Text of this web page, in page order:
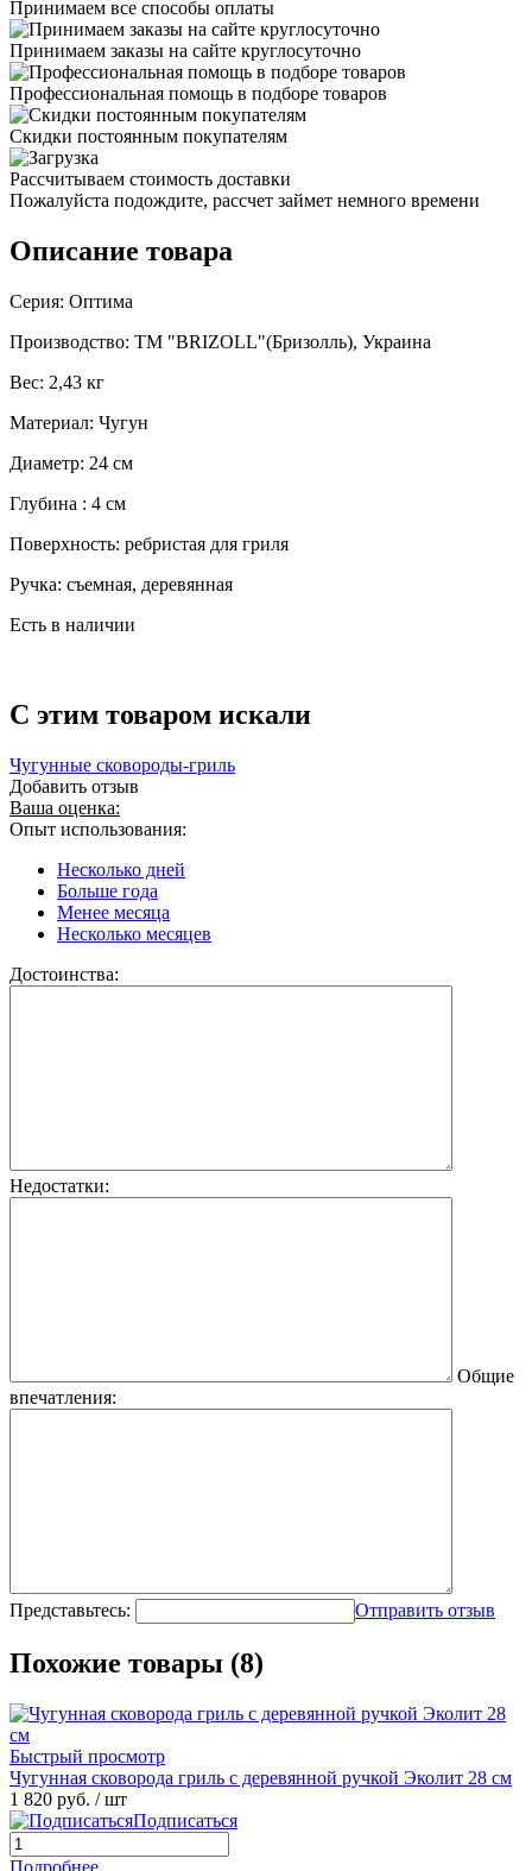
Принимаем все способы оплаты
Принимаем заказы на сайте круглосуточно
Профессиональная помощь в подборе товаров
Скидки постоянным покупателям
Рассчитываем стоимость доставки
Пожалуйста подождите, рассчет займет немного времени
Описание товара
Серия: Оптима
Производство: ТМ "BRIZOLL"(Бризолль), Украина
Вес: 2,43 кг
Материал: Чугун
Диаметр: 24 см
Глубина : 4 см
Поверхность: ребристая для гриля
Ручка: съемная, деревянная
Есть в наличии
C этим товаром искали
Чугунные сковороды-гриль
Добавить отзыв
Ваша оценка:
Опыт использования:
Несколько дней
Больше года
Менее месяца
Несколько месяцев
Достоинства:
Недостатки:
Общие
впечатления:
Представьтесь: Отправить отзыв
Похожие товары (8)
Быстрый просмотр
Чугунная сковорода гриль с деревянной ручкой Эколит 28 см
1 820 руб. / шт
Подписаться